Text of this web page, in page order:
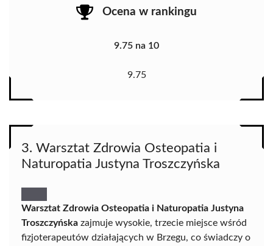
Ocena w rankingu
9.75 na 10
9.75
3. Warsztat Zdrowia Osteopatia i
Naturopatia Justyna Troszczyńska
Warsztat Zdrowia Osteopatia i Naturopatia Justyna
Troszczyńska zajmuje wysokie, trzecie miejsce wśród
fizjoterapeutów działających w Brzegu, co świadczy o